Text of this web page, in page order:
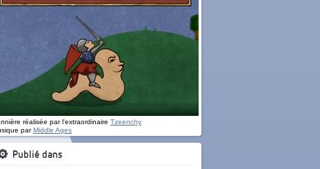
réalisée par l'extraordinaire Tzeenchy
parMiddle Ages
Publié dans